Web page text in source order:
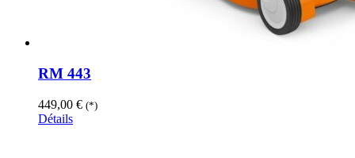
RM 443
449,00 € (*)
Détails